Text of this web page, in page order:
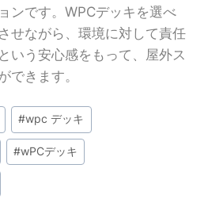
ンです。WPCデッキを選べ
せながら、環境に対して責任
いう安心感をもって、屋外ス
できます。
#wpc デッキ
#wPCデッキ